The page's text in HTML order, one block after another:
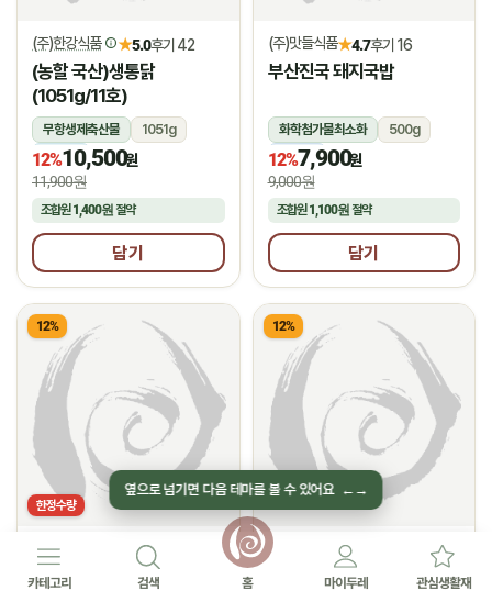
(주)한강식품 ★5.0후기 42
(농할 국산)생통닭
(1051g/11호)
무항생제축산물
1051g
냉장
12%10,500원
11,900원
조합원1,400원 절약
담기
(주)맛들식품★4.7후기 16
부산진국 돼지국밥
화학첨가물최소화
500g
냉동
12%7,900원
9,000원
조합원1,100원절약
담기
12%
한정수량
선농생활 후기 1
순살통족발(400g)
12%
(주)네니아 ★5.0
유기농 딸기 쉐이크
카테고리 검색 홈 마이두레 관심생활재
옆으로 넘기면 다음 테마를 볼 수 있어요 ←→